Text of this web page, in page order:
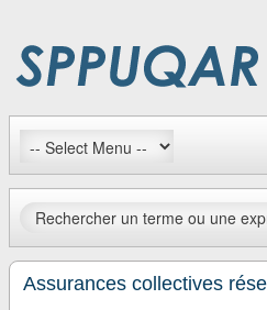
Assurances collectives